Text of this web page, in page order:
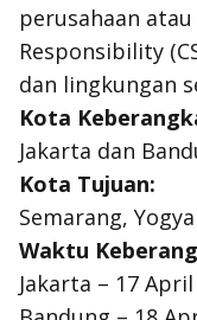
perusahaan atau
Responsibility
dan lingkungan
Kota
Jakarta dan
Kota Tujuan:
Semarang,
Waktu
Jakarta – 17 April